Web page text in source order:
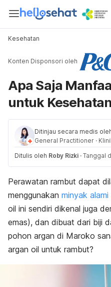
Kesehatan
Konten Disponsori oleh
Apa Saja
untuk
Ditinjau secara medis
General Practitioner ·
Ditulis oleh Roby Rizki · Tanggal
Perawatan rambut dapat
menggunakan minyak alami
oil ini sendiri dikenal juga
emas), dan dibuat dari biji
pohon argan di Maroko
argan oil untuk rambut?